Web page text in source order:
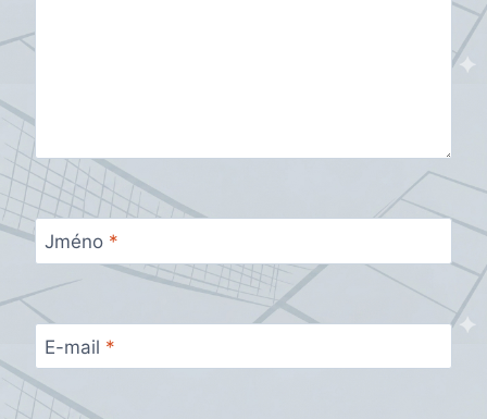
Jméno *
E-mail *